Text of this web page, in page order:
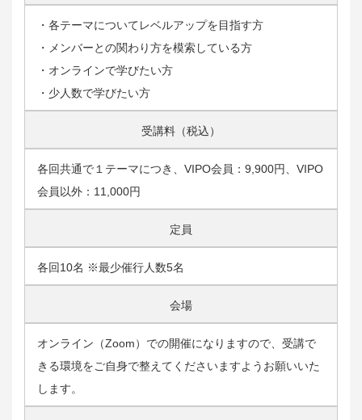
・各テーマについてレベルアップを目指す方
・メンバーとの関わり方を模索している方
・オンラインで学びたい方
・少人数で学びたい方
受講料（税込）
各回共通で１テーマにつき、VIPO会員：9,900円、VIPO
会員以外：11,000円
定員
各回10名 ※最少催行人数5名
会場
オンライン（Zoom）での開催になりますので、受講で
きる環境をご自身で整えてくださいますようお願いいた
します。